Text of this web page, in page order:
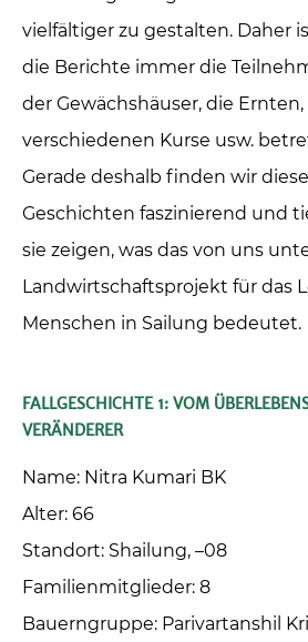
vielfältiger zu gestalten. Daher
die Berichte immer die
der Gewächshäuser, die
verschiedenen Kurse usw.
Gerade deshalb finden wir
Geschichten faszinierend und
sie zeigen, was das von uns
Landwirtschaftsprojekt für das
Menschen in Sailung bedeutet.
FALLGESCHICHTE 1: VOM
VERÄNDERER
Name: Nitra Kumari BK
Alter: 66
Standort: Shailung, –08
Familienmitglieder: 8
Bauerngruppe: Parivartanshil